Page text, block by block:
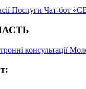
Послуги Чат-бот
консультації